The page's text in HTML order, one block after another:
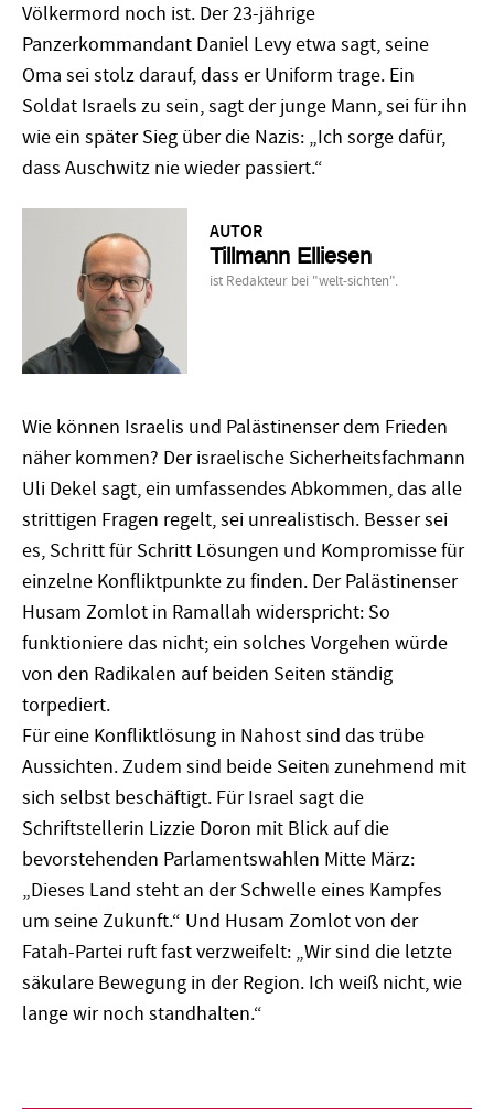
Völkermord noch ist. Der 23-jährige
Panzerkommandant Daniel Levy etwa sagt, seine
Oma sei stolz darauf, dass er Uniform trage. Ein
Soldat Israels zu sein, sagt der junge Mann, sei für ihn
wie ein später Sieg über die Nazis: „Ich sorge dafür,
dass Auschwitz nie wieder passiert.“
AUTOR
Tillmann Elliesen
ist Redakteur bei "welt-sichten".
Wie können Israelis und Palästinenser dem Frieden
näher kommen? Der israelische Sicherheitsfachmann
Uli Dekel sagt, ein umfassendes Abkommen, das alle
strittigen Fragen regelt, sei unrealistisch. Besser sei
es, Schritt für Schritt Lösungen und Kompromisse für
einzelne Konfliktpunkte zu finden. Der Palästinenser
Husam Zomlot in Ramallah widerspricht: So
funktioniere das nicht; ein solches Vorgehen würde
von den Radikalen auf beiden Seiten ständig
torpediert.
Für eine Konfliktlösung in Nahost sind das trübe
Aussichten. Zudem sind beide Seiten zunehmend mit
sich selbst beschäftigt. Für Israel sagt die
Schriftstellerin Lizzie Doron mit Blick auf die
bevorstehenden Parlamentswahlen Mitte März:
„Dieses Land steht an der Schwelle eines Kampfes
um seine Zukunft.“ Und Husam Zomlot von der
Fatah-Partei ruft fast verzweifelt: „Wir sind die letzte
säkulare Bewegung in der Region. Ich weiß nicht, wie
lange wir noch standhalten.“